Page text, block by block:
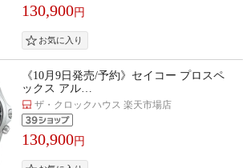
130,900円
《10月9日発売/予約》セイコー プロスペ
ックス アル…
ザ・クロックハウス 楽天市場店
130,900円